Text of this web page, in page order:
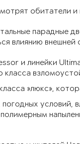
обитатели и
парадные
влиянию внешней
и линейки
»люкс»,
условий,